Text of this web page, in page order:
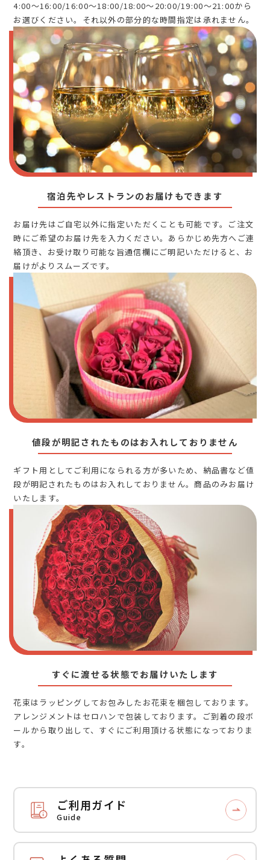
4:00～16:00/16:00～18:00/18:00～20:00/19:00～21:00から
お選びください。それ以外の部分的な時間指定は承れません。
宿泊先やレストランのお届けもできます
お届け先はご自宅以外に指定いただくことも可能です。ご注文
時にご希望のお届け先を入力ください。あらかじめ先方へご連
絡頂き、お受け取り可能な旨通信欄にご明記いただけると、お
届けがよりスムーズです。
値段が明記されたものはお入れしておりません
ギフト用としてご利用になられる方が多いため、納品書など値
段が明記されたものはお入れしておりません。商品のみお届け
いたします。
すぐに渡せる状態でお届けいたします
花束はラッピングしてお包みしたお花束を梱包しております。
アレンジメントはセロハンで包装しております。ご到着の段ボ
ールから取り出して、すぐにご利用頂ける状態になっておりま
す。
ご利用ガイド
Guide